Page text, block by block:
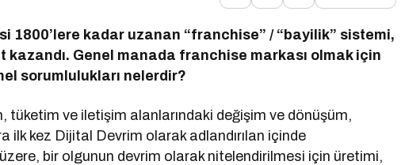
1800’lere kadar uzanan “franchise” / “bayilik” sistemi,
kazandı. Genel manada franchise markası olmak için
sorumlulukları nelerdir?
ve iletişim alanlarındaki değişim ve dönüşüm,
ilk kez Dijital Devrim olarak adlandırılan içinde
bir olgunun devrim olarak nitelendirilmesi için üretimi,